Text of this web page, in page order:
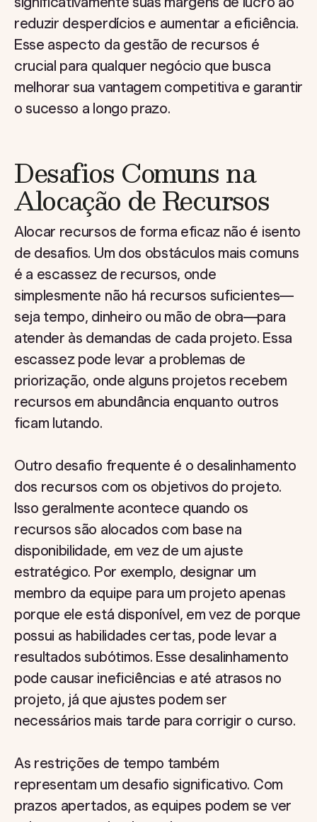
reduzir desperdícios e aumentar a eficiência.
Esse aspecto da gestão de recursos é
crucial para qualquer negócio que busca
melhorar sua vantagem competitiva e garantir
o sucesso a longo prazo.
Desafios Comuns na
Alocação de Recursos
Alocar recursos de forma eficaz não é isento
de desafios. Um dos obstáculos mais comuns
é a escassez de recursos, onde
simplesmente não há recursos suficientes—
seja tempo, dinheiro ou mão de obra—para
atender às demandas de cada projeto. Essa
escassez pode levar a problemas de
priorização, onde alguns projetos recebem
recursos em abundância enquanto outros
ficam lutando.
Outro desafio frequente é o desalinhamento
dos recursos com os objetivos do projeto.
Isso geralmente acontece quando os
recursos são alocados com base na
disponibilidade, em vez de um ajuste
estratégico. Por exemplo, designar um
membro da equipe para um projeto apenas
porque ele está disponível, em vez de porque
possui as habilidades certas, pode levar a
resultados subótimos. Esse desalinhamento
pode causar ineficiências e até atrasos no
projeto, já que ajustes podem ser
necessários mais tarde para corrigir o curso.
As restrições de tempo também
representam um desafio significativo. Com
prazos apertados, as equipes podem se ver